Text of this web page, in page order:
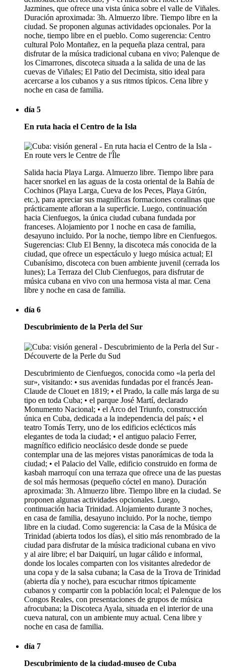
Jazmines, que ofrece una vista única sobre el valle de Viñales.
Duración aproximada: 3h. Almuerzo libre. Tiempo libre en la
ciudad. Se proponen algunas actividades opcionales. Por la
noche, tiempo libre en el pueblo. Como sugerencia: Centro
cultural Polo Montañez, en la pequeña plaza central, para
disfrutar de la música tradicional cubana en vivo; Palenque de
los Cimarrones, discoteca situada a la salida de una de las
cuevas de Viñales; El Patio del Decimista, sitio ideal para
acercarse a los cubanos y a sus ritmos típicos. Cena libre y
noche en casa de familia.
día 5
En ruta hacia el Centro de la Isla
Salida hacia Playa Larga. Almuerzo libre. Tiempo libre para
hacer snorkel en las aguas de la costa oriental de la Bahía de
Cochinos (Playa Larga, Cueva de los Peces, Playa Girón,
etc.), para apreciar sus magníficas formaciones coralinas que
prácticamente afloran a la superficie. Luego, continuación
hacia Cienfuegos, la única ciudad cubana fundada por
franceses. Alojamiento por 1 noche en casa de familia,
desayuno incluido. Por la noche, tiempo libre en Cienfuegos.
Sugerencias: Club El Benny, la discoteca más conocida de la
ciudad, que ofrece un espectáculo y luego música actual; El
Cubanísimo, discoteca con buen ambiente juvenil (cerrada los
lunes); La Terraza del Club Cienfuegos, para disfrutar de
música cubana en vivo con una hermosa vista al mar. Cena
libre y noche en casa de familia.
día 6
Descubrimiento de la Perla del Sur
Descubrimiento de Cienfuegos, conocida como «la perla del
sur», visitando: • sus avenidas fundadas por el francés Jean-
Claude de Clouet en 1819; • el Prado, la calle más larga de su
tipo en toda Cuba; • el parque José Martí, declarado
Monumento Nacional; • el Arco del Triunfo, construcción
única en Cuba, dedicada a la independencia del país; • el
teatro Tomás Terry, uno de los edificios eclécticos más
elegantes de toda la ciudad; • el antiguo palacio Ferrer,
magnífico edificio neoclásico desde donde se puede
contemplar una de las mejores vistas panorámicas de toda la
ciudad; • el Palacio del Valle, edificio construido en forma de
kasbah marroquí con una terraza que ofrece una de las puestas
de sol más hermosas (pequeño cóctel en mano). Duración
aproximada: 3h. Almuerzo libre. Tiempo libre en la ciudad. Se
proponen algunas actividades opcionales. Luego,
continuación hacia Trinidad. Alojamiento durante 3 noches,
en casa de familia, desayuno incluido. Por la noche, tiempo
libre en la ciudad. Como sugerencia: la Casa de la Música de
Trinidad (abierta todos los días), el sitio más renombrado de la
ciudad para disfrutar de la música tradicional cubana en vivo
y al aire libre; el bar Daiquirí, un lugar cálido e informal,
donde los locales comparten con los visitantes alrededor de
una copa y de la salsa cubana; la Casa de la Trova de Trinidad
(abierta día y noche), para escuchar ritmos típicamente
cubanos y compartir con la población local; el Palenque de los
Congos Reales, con presentaciones de grupos de música
afrocubana; la Discoteca Ayala, situada en el interior de una
cueva natural, con un ambiente muy actual. Cena libre y
noche en casa de familia.
día 7
Descubrimiento de la ciudad-museo de Cuba